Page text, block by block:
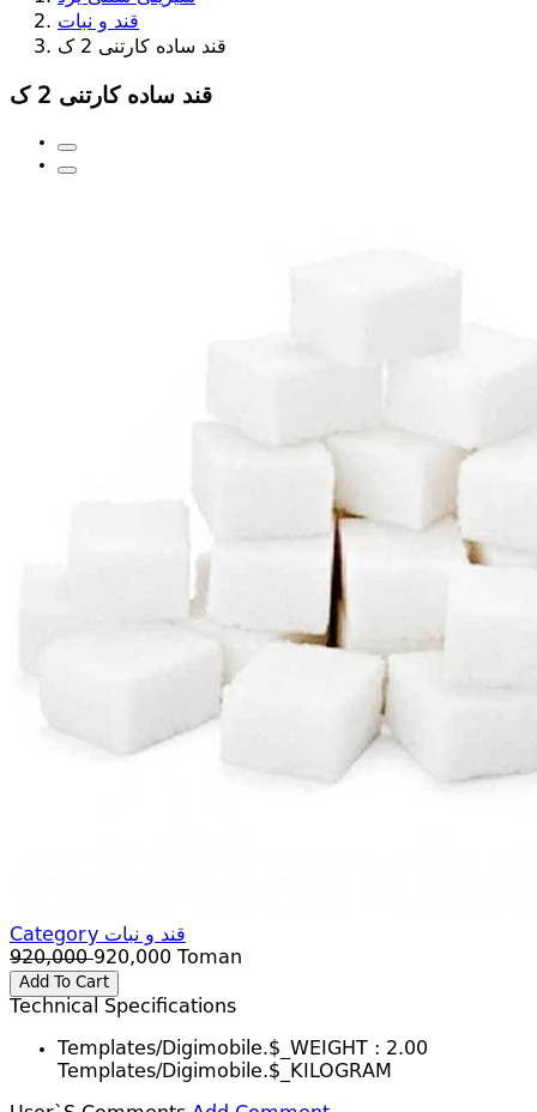
قند و نبات
قند ساده کارتنی 2 ک
قند ساده کارتنی 2 ک
Category قند و نبات
920,000920,000 Toman
Add To Cart
Technical Specifications
Templates/digimobile.$_WEIGHT : 2.00
Templates/digimobile.$_KILOGRAM